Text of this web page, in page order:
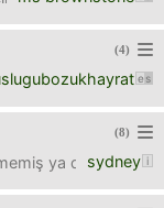
(4)
hemen solsun
(8)
sydney
ya da her